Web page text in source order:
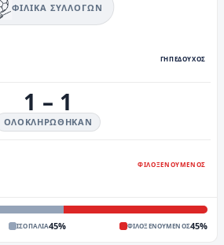
ΦΙΛΙΚΆ ΣΥΛΛΌΓΩΝ
ΓΗΠΕΔΟΥΧΟΣ
1 – 1
ΟΛΟΚΛΗΡΏΘΗΚΑΝ
ΦΙΛΟΞΕΝΟΥΜΕΝΟΣ
ΙΣΟΠΑΛΙΑ45% ΦΙΛΟΞΕΝΟΥΜΕΝΟΣ45%